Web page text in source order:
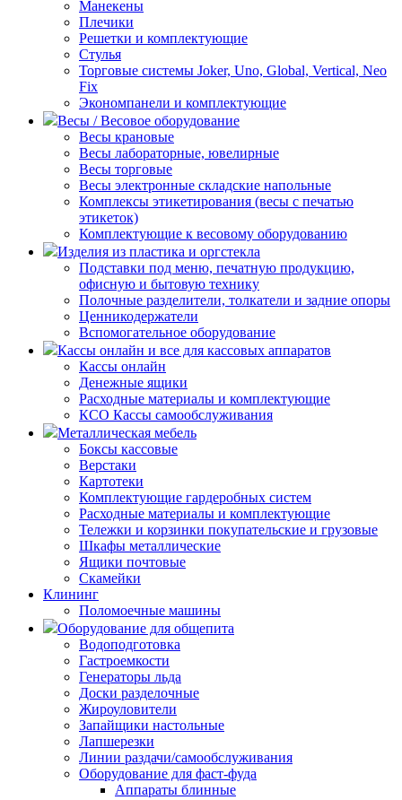
Манекены
Плечики
Решетки и комплектующие
Стулья
Торговые системы Joker, Uno, Global, Vertical, Neo
Fix
Экономпанели и комплектующие
Весы / Весовое оборудование
Весы крановые
Весы лабораторные, ювелирные
Весы торговые
Весы электронные складские напольные
Комплексы этикетирования (весы с печатью
этикеток)
Комплектующие к весовому оборудованию
Изделия из пластика и оргстекла
Подставки под меню, печатную продукцию,
офисную и бытовую технику
Полочные разделители, толкатели и задние опоры
Ценникодержатели
Вспомогательное оборудование
Кассы онлайн и все для кассовых аппаратов
Кассы онлайн
Денежные ящики
Расходные материалы и комплектующие
КСО Кассы самообслуживания
Металлическая мебель
Боксы кассовые
Верстаки
Картотеки
Комплектующие гардеробных систем
Расходные материалы и комплектующие
Тележки и корзинки покупательские и грузовые
Шкафы металлические
Ящики почтовые
Скамейки
Клининг
Поломоечные машины
Оборудование для общепита
Водоподготовка
Гастроемкости
Генераторы льда
Доски разделочные
Жироуловители
Запайщики настольные
Лапшерезки
Линии раздачи/самообслуживания
Оборудование для фаст-фуда
Аппараты блинные